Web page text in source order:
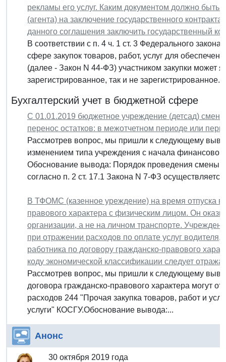
рекламы его услуг. Каким документом должно
(агента) на заключение государственного
данного соглашения заключить государственный
В соответствии с п. 4 ч. 1 ст. 3 Федерального
сфере закупок товаров, работ, услуг для
(далее - Закон N 44-ФЗ) участником закупки может
зарегистрированное, так и не зарегистрированное...
Бухгалтерский учет в бюджетной сфере
С 01.01.2019 бюджетное учреждение (детсад)
перенос остатков: в межотчетном периоде или
Рассмотрев вопрос, мы пришли к следующему
изменением типа учреждения с начала
Обоснование вывода: Порядок проведения смены
согласно п. 2 ст. 17.1 Закона N 7-ФЗ
В ТФОМС (казенное уреждение) на время отпуска
правового характера с физическим лицом. Он
организации, а не на личном транспорте.
при отражении расходов по оплате услуг водителя,
работника по договору гражданско-правового
коду экономической классификации следует
Рассмотрев вопрос, мы пришли к следующему
договора гражданско-правового характера могут
расходов 244 "Прочая закупка товаров, работ и
услуги" КОСГУ.Обоснование вывода:...
Анонс
30 октября 2019 года